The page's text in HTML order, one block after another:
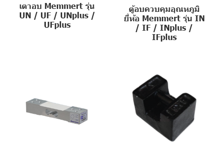
เตาอบ Memmert รุ่น
UN / UF / UNplus /
UFplus
ตู้อบควบคุมอุณหภูมิ
ยี่ห้อ Memmert รุ่น IN
/ IF / INplus /
IFplus